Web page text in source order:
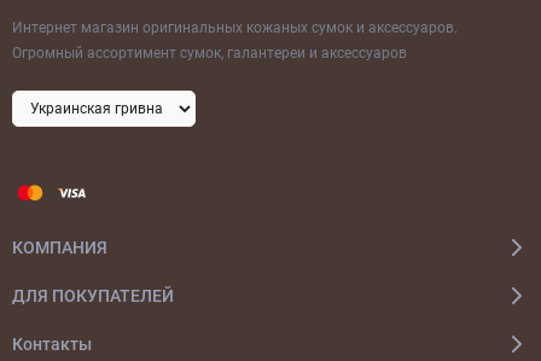
Интернет магазин оригинальных кожаных сумок и аксессуаров.
Огромный ассортимент сумок, галантереи и аксессуаров
КОМПАНИЯ
ДЛЯ ПОКУПАТЕЛЕЙ
Контакты